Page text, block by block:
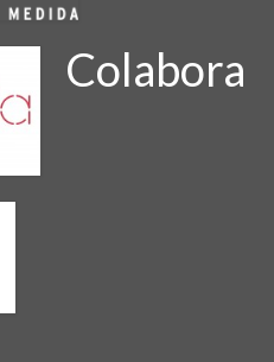
Colabora